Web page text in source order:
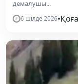
демалушы...
6 шілде 2026•